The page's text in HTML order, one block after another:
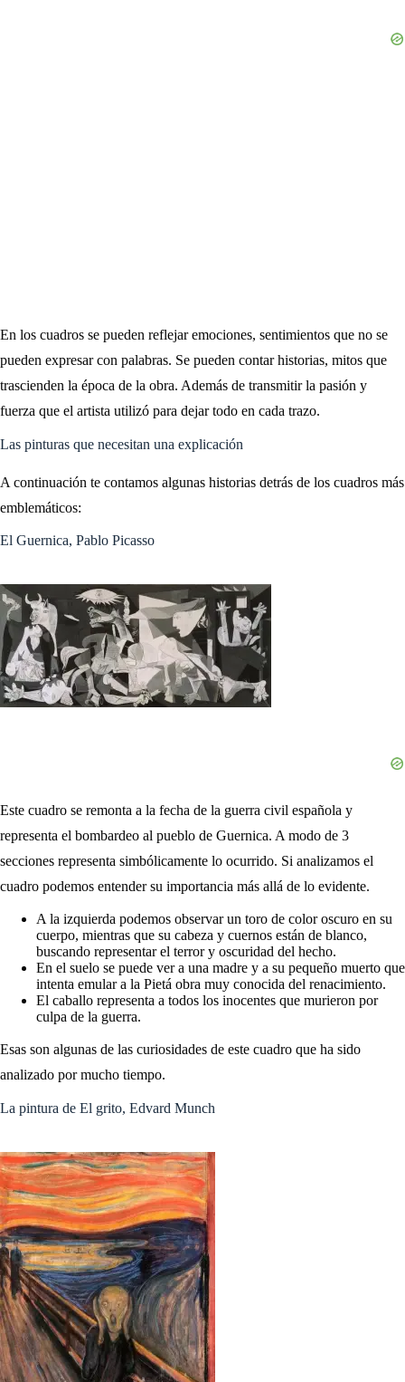
En los cuadros se pueden reflejar emociones, sentimientos que no se
pueden expresar con palabras. Se pueden contar historias, mitos que
trascienden la época de la obra. Además de transmitir la pasión y
fuerza que el artista utilizó para dejar todo en cada trazo.
Las pinturas que necesitan una explicación
A continuación te contamos algunas historias detrás de los cuadros más
emblemáticos:
El Guernica, Pablo Picasso
Este cuadro se remonta a la fecha de la guerra civil española y
representa el bombardeo al pueblo de Guernica. A modo de 3
secciones representa simbólicamente lo ocurrido. Si analizamos el
cuadro podemos entender su importancia más allá de lo evidente.
A la izquierda podemos observar un toro de color oscuro en su
cuerpo, mientras que su cabeza y cuernos están de blanco,
buscando representar el terror y oscuridad del hecho.
En el suelo se puede ver a una madre y a su pequeño muerto que
intenta emular a la Pietá obra muy conocida del renacimiento.
El caballo representa a todos los inocentes que murieron por
culpa de la guerra.
Esas son algunas de las curiosidades de este cuadro que ha sido
analizado por mucho tiempo.
La pintura de El grito, Edvard Munch